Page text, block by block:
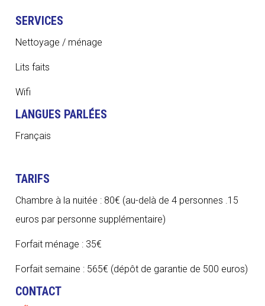
SERVICES
Nettoyage / ménage
Lits faits
Wifi
LANGUES PARLÉES
Français
TARIFS
Chambre à la nuitée : 80€ (au-delà de 4 personnes .15
euros par personne supplémentaire)
Forfait ménage : 35€
Forfait semaine : 565€ (dépôt de garantie de 500 euros)
CONTACT